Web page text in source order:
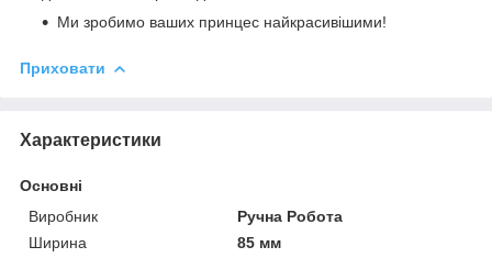
Ми зробимо ваших принцес найкрасивішими!
Приховати
Характеристики
Основні
Виробник
Ручна Робота
Ширина
85 мм